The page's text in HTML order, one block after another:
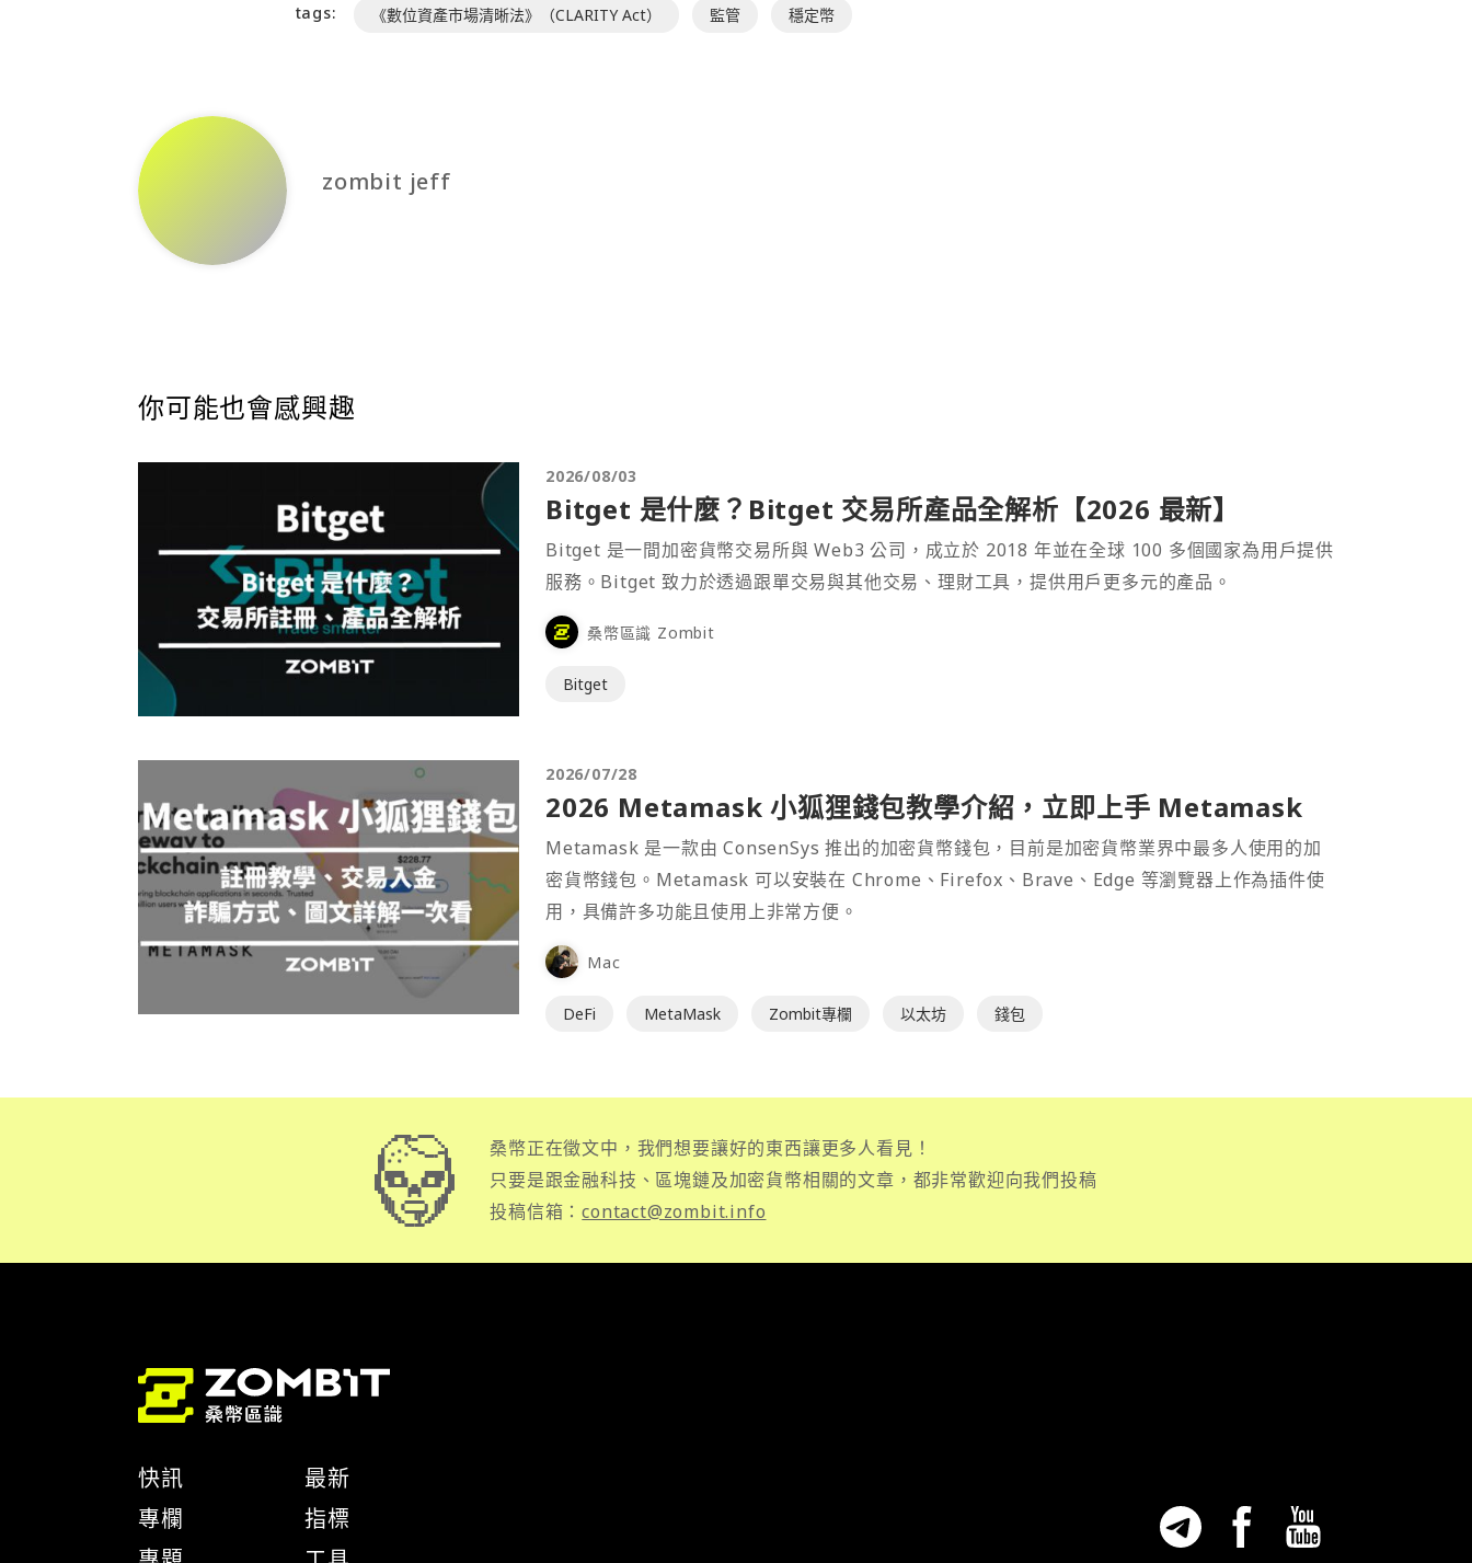
tags: 《數位資產市場清晰法》（CLARITY Act） 監管 穩定幣
zombit jeff
你可能也會感興趣
2026/08/03
Bitget 是什麼？Bitget 交易所產品全解析【2026 最新】
Bitget 是一間加密貨幣交易所與 Web3 公司，成立於 2018 年並在全球 100 多個國家為用戶提供
服務。Bitget 致力於透過跟單交易與其他交易、理財工具，提供用戶更多元的產品。
桑幣區識 Zombit
Bitget
2026/07/28
2026 Metamask 小狐狸錢包教學介紹，立即上手 Metamask
Metamask 是一款由 ConsenSys 推出的加密貨幣錢包，目前是加密貨幣業界中最多人使用的加
密貨幣錢包。Metamask 可以安裝在 Chrome、Firefox、Brave、Edge 等瀏覽器上作為插件使
用，具備許多功能且使用上非常方便。
Mac
DeFi MetaMask Zombit專欄 以太坊 錢包
桑幣正在徵文中，我們想要讓好的東西讓更多人看見！
只要是跟金融科技、區塊鏈及加密貨幣相關的文章，都非常歡迎向我們投稿
投稿信箱：contact@zombit.info
快訊
專欄
最新
指標